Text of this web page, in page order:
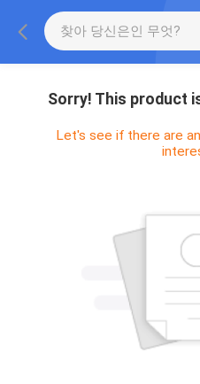
Sorry! This product
Let's see if there are